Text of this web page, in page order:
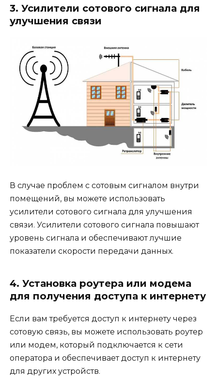
3. Усилители сотового сигнала для
улучшения связи
В случае проблем с сотовым сигналом внутри
помещений, вы можете использовать
усилители сотового сигнала для улучшения
связи. Усилители сотового сигнала повышают
уровень сигнала и обеспечивают лучшие
показатели скорости передачи данных.
4. Установка роутера или модема
для получения доступа к интернету
Если вам требуется доступ к интернету через
сотовую связь, вы можете использовать роутер
или модем, который подключается к сети
оператора и обеспечивает доступ к интернету
для других устройств.